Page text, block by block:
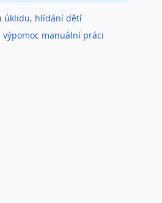
úklidu, hlídání dětí
výpomoc manuální práci